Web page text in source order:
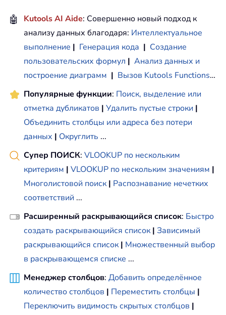
🤖 Kutools AI Aide: Совершенно новый подход к
анализу данных благодаря: Интеллектуальное
выполнение | Генерация кода | Создание
пользовательских формул | Анализ данных и
построение диаграмм | Вызов Kutools Functions…
Популярные функции: Поиск, выделение или
отметка дубликатов | Удалить пустые строки |
Объединить столбцы или адреса без потери
данных | Округлить ...
Супер ПОИСК: VLOOKUP по нескольким
критериям | VLOOKUP по нескольким значениям |
Многолистовой поиск | Распознавание нечетких
соответствий ...
Расширенный раскрывающийся список: Быстро
создать раскрывающийся список | Зависимый
раскрывающийся список | Множественный выбор
в раскрывающемся списке ...
Менеджер столбцов: Добавить определённое
количество столбцов | Переместить столбцы |
Переключить видимость скрытых столбцов |